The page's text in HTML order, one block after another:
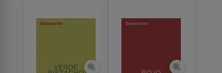
zoom_in zoom_in